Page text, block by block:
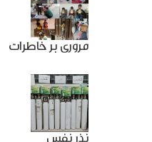
مروری بر خاطرات